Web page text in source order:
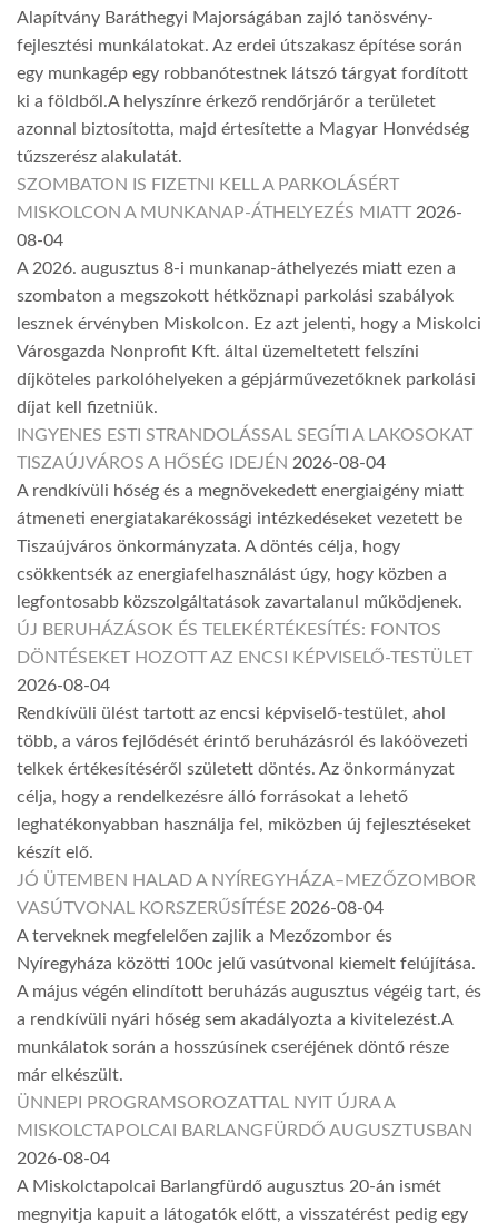
Alapítvány Baráthegyi Majorságában zajló tanösvény-
fejlesztési munkálatokat. Az erdei útszakasz építése során
egy munkagép egy robbanótestnek látszó tárgyat fordított
ki a földből.A helyszínre érkező rendőrjárőr a területet
azonnal biztosította, majd értesítette a Magyar Honvédség
tűzszerész alakulatát.
SZOMBATON IS FIZETNI KELL A PARKOLÁSÉRT
MISKOLCON A MUNKANAP-ÁTHELYEZÉS MIATT 2026-
08-04
A 2026. augusztus 8-i munkanap-áthelyezés miatt ezen a
szombaton a megszokott hétköznapi parkolási szabályok
lesznek érvényben Miskolcon. Ez azt jelenti, hogy a Miskolci
Városgazda Nonprofit Kft. által üzemeltetett felszíni
díjköteles parkolóhelyeken a gépjárművezetőknek parkolási
díjat kell fizetniük.
INGYENES ESTI STRANDOLÁSSAL SEGÍTI A LAKOSOKAT
TISZAÚJVÁROS A HŐSÉG IDEJÉN 2026-08-04
A rendkívüli hőség és a megnövekedett energiaigény miatt
átmeneti energiatakarékossági intézkedéseket vezetett be
Tiszaújváros önkormányzata. A döntés célja, hogy
csökkentsék az energiafelhasználást úgy, hogy közben a
legfontosabb közszolgáltatások zavartalanul működjenek.
ÚJ BERUHÁZÁSOK ÉS TELEKÉRTÉKESÍTÉS: FONTOS
DÖNTÉSEKET HOZOTT AZ ENCSI KÉPVISELŐ-TESTÜLET
2026-08-04
Rendkívüli ülést tartott az encsi képviselő-testület, ahol
több, a város fejlődését érintő beruházásról és lakóövezeti
telkek értékesítéséről született döntés. Az önkormányzat
célja, hogy a rendelkezésre álló forrásokat a lehető
leghatékonyabban használja fel, miközben új fejlesztéseket
készít elő.
JÓ ÜTEMBEN HALAD A NYÍREGYHÁZA–MEZŐZOMBOR
VASÚTVONAL KORSZERŰSÍTÉSE 2026-08-04
A terveknek megfelelően zajlik a Mezőzombor és
Nyíregyháza közötti 100c jelű vasútvonal kiemelt felújítása.
A május végén elindított beruházás augusztus végéig tart, és
a rendkívüli nyári hőség sem akadályozta a kivitelezést.A
munkálatok során a hosszúsínek cseréjének döntő része
már elkészült.
ÜNNEPI PROGRAMSOROZATTAL NYIT ÚJRA A
MISKOLCTAPOLCAI BARLANGFÜRDŐ AUGUSZTUSBAN
2026-08-04
A Miskolctapolcai Barlangfürdő augusztus 20-án ismét
megnyitja kapuit a látogatók előtt, a visszatérést pedig egy